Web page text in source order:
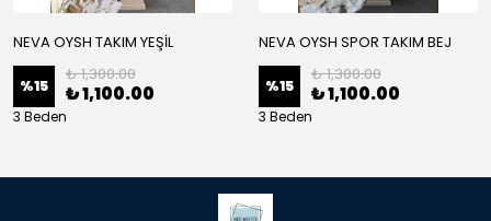
NEVA OYSH TAKIM YEŞİL
%15
₺ 1,300.00
₺ 1,100.00
3 Beden
NEVA OYSH SPOR TAKIM BEJ
%15
₺ 1,300.00
₺ 1,100.00
3 Beden